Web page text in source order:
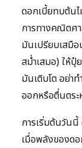
ดอกเบี้ยทบต้น
การทางคณิตศ
มันเปรียบเสมื
สม่ำเสมอ) ให้
มันเติบโต อย่า
ออกหรือตื่นตร
การเริ่มต้นวันนี้
เมื่อพลังของด